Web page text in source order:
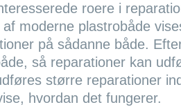
roere i
moderne plastrobåde
på sådanne både.
så reparationer kan
større reparationer
hvordan det fungerer.